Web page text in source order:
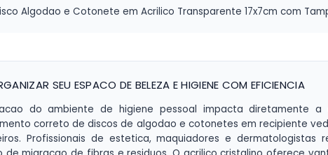
Algodao e Cotonete em Acrilico Transparente 17x7cm com
SEU ESPACO DE BELEZA E HIGIENE COM EFICIENCIA
do ambiente de higiene pessoal impacta diretamente
correto de discos de algodao e cotonetes em recipiente
Profissionais de estetica, maquiadores e